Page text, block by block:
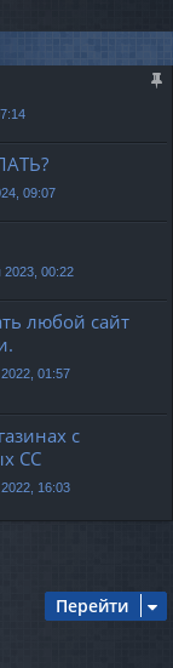
09:07
2023, 00:22
любой сайт
01:57
с
СС
16:03
Перейти